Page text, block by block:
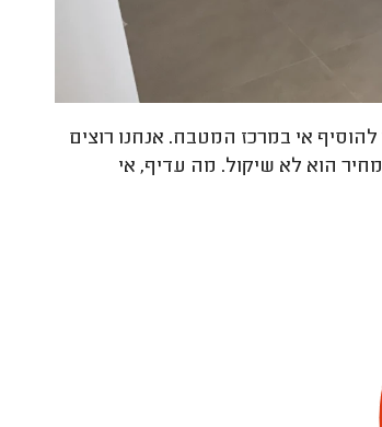
אי במרכז המטבח. אנחנו רוצים
הוא לא שיקול. מה עדיף, אי